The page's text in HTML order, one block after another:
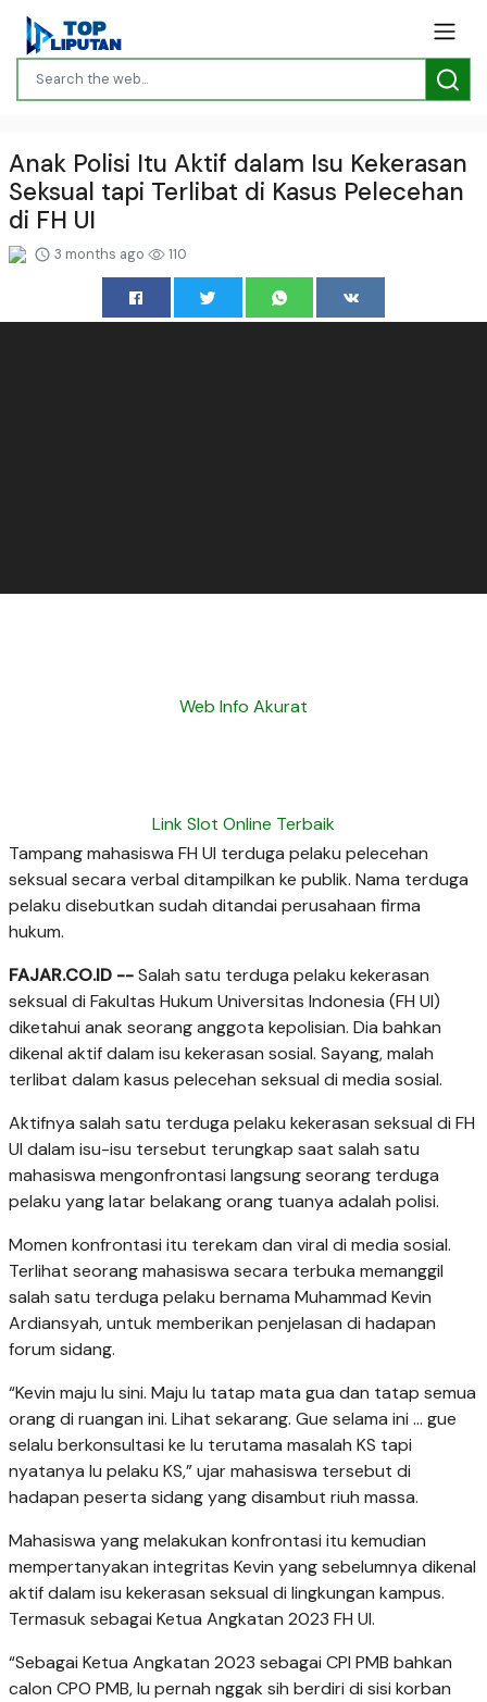
Anak Polisi Itu Aktif dalam Isu Kekerasan
Seksual tapi Terlibat di Kasus Pelecehan
di FH UI
3 months ago 110
Web Info Akurat
Link Slot Online Terbaik
Tampang mahasiswa FH UI terduga pelaku pelecehan
seksual secara verbal ditampilkan ke publik. Nama terduga
pelaku disebutkan sudah ditandai perusahaan firma
hukum.
FAJAR.CO.ID --Salah satu terduga pelaku kekerasan
seksual di Fakultas Hukum Universitas Indonesia (FH UI)
diketahui anak seorang anggota kepolisian. Dia bahkan
dikenal aktif dalam isu kekerasan sosial. Sayang, malah
terlibat dalam kasus pelecehan seksual di media sosial.
Aktifnya salah satu terduga pelaku kekerasan seksual di FH
UI dalam isu-isu tersebut terungkap saat salah satu
mahasiswa mengonfrontasi langsung seorang terduga
pelaku yang latar belakang orang tuanya adalah polisi.
Momen konfrontasi itu terekam dan viral di media sosial.
Terlihat seorang mahasiswa secara terbuka memanggil
salah satu terduga pelaku bernama Muhammad Kevin
Ardiansyah, untuk memberikan penjelasan di hadapan
forum sidang.
“Kevin maju lu sini. Maju lu tatap mata gua dan tatap semua
orang di ruangan ini. Lihat sekarang. Gue selama ini … gue
selalu berkonsultasi ke lu terutama masalah KS tapi
nyatanya lu pelaku KS,” ujar mahasiswa tersebut di
hadapan peserta sidang yang disambut riuh massa.
Mahasiswa yang melakukan konfrontasi itu kemudian
mempertanyakan integritas Kevin yang sebelumnya dikenal
aktif dalam isu kekerasan seksual di lingkungan kampus.
Termasuk sebagai Ketua Angkatan 2023 FH UI.
“Sebagai Ketua Angkatan 2023 sebagai CPI PMB bahkan
calon CPO PMB, lu pernah nggak sih berdiri di sisi korban